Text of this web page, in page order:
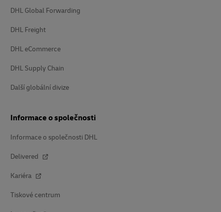
DHL Global Forwarding
DHL Freight
DHL eCommerce
DHL Supply Chain
Další globální divize
Informace o společnosti
Informace o společnosti DHL
Delivered
Kariéra
Tiskové centrum